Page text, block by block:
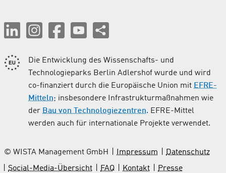
Die Entwicklung des Wissenschafts- und
Technologieparks Berlin Adlershof wurde und wird
co-finanziert durch die Europäische Union mit EFRE-
Mitteln; insbesondere Infrastrukturmaßnahmen wie
der Bau von Technologiezentren. EFRE-Mittel
werden auch für internationale Projekte verwendet.
© WISTA Management GmbH Impressum
Datenschutz
Social-Media-Übersicht
FAQ Kontakt
Presse